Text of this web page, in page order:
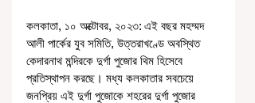
কলকাতা, ১০ অক্টোবর, ২০২৩: এই বছর মহম্মদ
আলী পার্কের যুব সমিতি, উত্তরাখণ্ডে অবস্থিত
কেদারনাথ মন্দিরকে দুর্গা পুজোর থিম হিসেবে
প্রতিস্থাপন করছে। মধ্য কলকাতার সবচেয়ে
জনপ্রিয় এই দুর্গা পুজোকে শহরের দুর্গা পুজোর